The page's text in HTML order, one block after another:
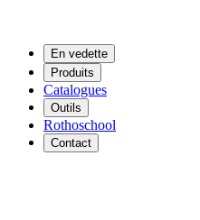
En vedette
Produits
Catalogues
Outils
Rothoschool
Contact